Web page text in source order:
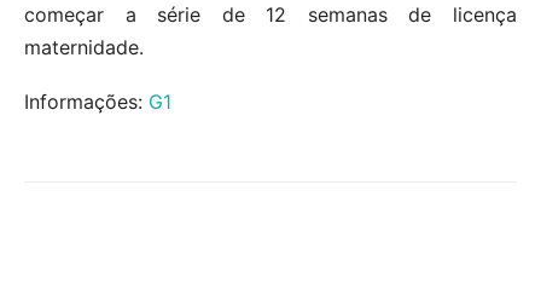
começar a série de 12 semanas de licença
maternidade.
Informações: G1